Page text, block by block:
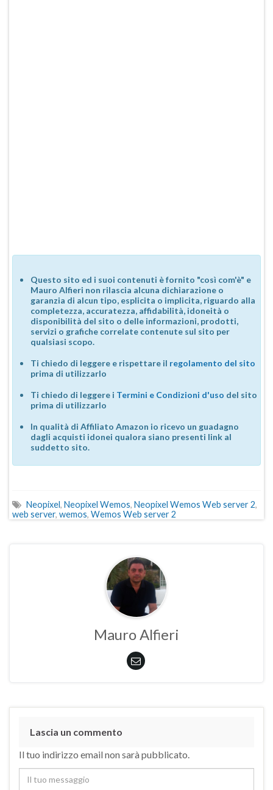
Questo sito ed i suoi contenuti è fornito "così com'è" e
Mauro Alfieri non rilascia alcuna dichiarazione o
garanzia di alcun tipo, esplicita o implicita, riguardo alla
completezza, accuratezza, affidabilità, idoneità o
disponibilità del sito o delle informazioni, prodotti,
servizi o grafiche correlate contenute sul sito per
qualsiasi scopo.
Ti chiedo di leggere e rispettare il regolamento del sito
prima di utilizzarlo
Ti chiedo di leggere i Termini e Condizioni d'uso del sito
prima di utilizzarlo
In qualità di Affiliato Amazon io ricevo un guadagno
dagli acquisti idonei qualora siano presenti link al
suddetto sito.
Neopixel, Neopixel Wemos, Neopixel Wemos Web server 2,
web server, wemos, Wemos Web server 2
Mauro Alfieri
Lascia un commento
Il tuo indirizzo email non sarà pubblicato.